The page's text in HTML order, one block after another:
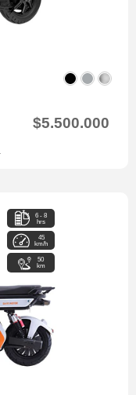
$5.500.000
6 - 8
hrs
45
km/h
50
km